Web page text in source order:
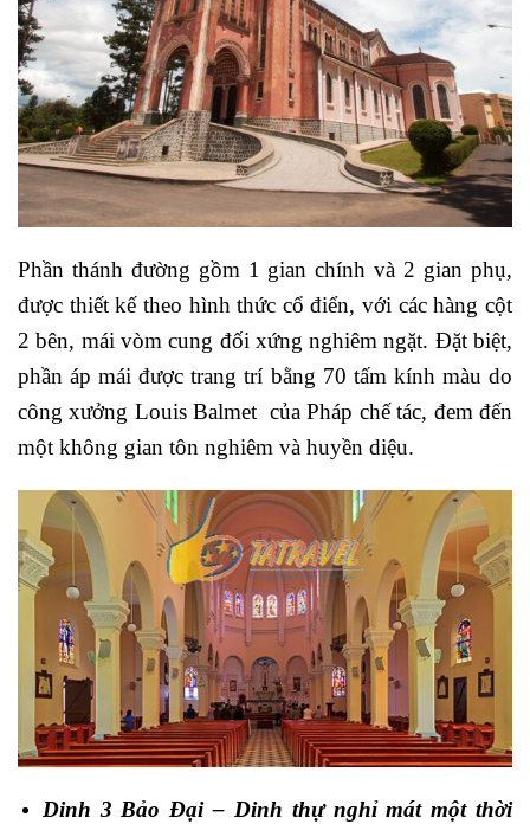
Phần thánh đường gồm 1 gian chính và 2 gian phụ,
được thiết kế theo hình thức cổ điển, với các hàng cột
2 bên, mái vòm cung đối xứng nghiêm ngặt. Đặt biệt,
phần áp mái được trang trí bằng 70 tấm kính màu do
công xưởng Louis Balmet của Pháp chế tác, đem đến
một không gian tôn nghiêm và huyền diệu.
Dinh 3 Bảo Đại – Dinh thự nghỉ mát một thời